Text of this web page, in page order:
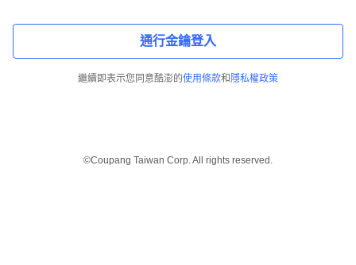
通行金鑰登入
繼續即表示您同意酷澎的使用條款和 隱私權政策
©Coupang Taiwan Corp. All rights reserved.